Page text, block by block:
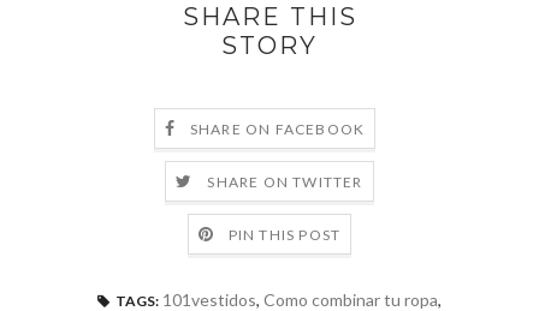
SHARE THIS
STORY
SHARE ON FACEBOOK
SHARE ON TWITTER
PIN THIS POST
TAGS: 101vestidos, Como combinar tu ropa,